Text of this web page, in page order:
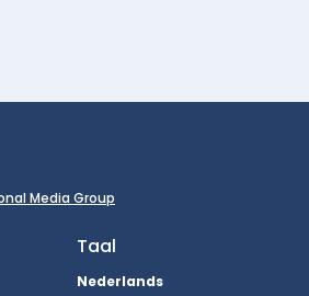
Media Group
Taal
Nederlands